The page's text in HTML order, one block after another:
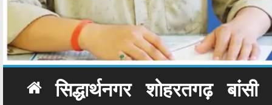
सिद्धार्थनगर शोहरतगढ़ बांसी